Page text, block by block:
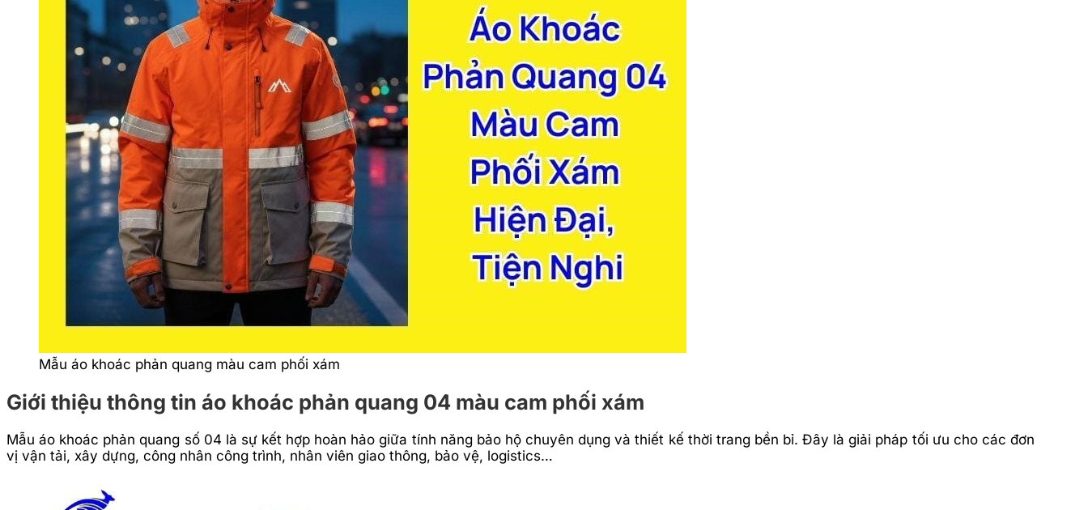
Mẫu áo khoác phản quang màu cam phối xám
Giới thiệu thông tin áo khoác phản quang 04 màu cam phối xám
Mẫu áo khoác phản quang số 04 là sự kết hợp hoàn hảo giữa tính năng bảo hộ chuyên dụng và thiết kế thời trang bền bỉ. Đây là giải pháp tối ưu cho các đơn
vị vận tải, xây dựng, công nhân công trình, nhân viên giao thông, bảo vệ, logistics…